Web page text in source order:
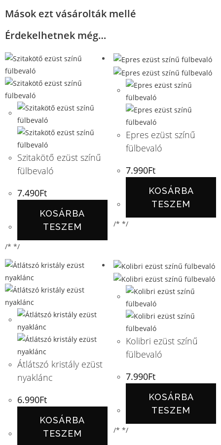
Mások ezt vásárolták mellé
Érdekelhetnek még…
Szitakötő ezüst színű
fülbevaló
7.490Ft
KOSÁRBA
TESZEM
/* */
Epres ezüst színű
fülbevaló
7.990Ft
KOSÁRBA
TESZEM
/* */
Átlátszó kristály ezüst
nyaklánc
6.990Ft
KOSÁRBA
TESZEM
Kolibri ezüst színű
fülbevaló
7.990Ft
KOSÁRBA
TESZEM
/* */